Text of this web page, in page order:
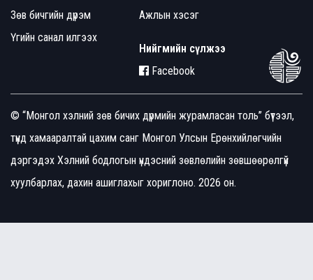
Зөв бичгийн дүрэм
Үгийн санал илгээх
Ажлын хэсэг
Нийгмийн сүлжээ
Facebook
© “Монгол хэлний зөв бичих дүрмийн журамласан толь” бүтээл,
түүнд хамааралтай цахим санг Монгол Улсын Ерөнхийлөгчийн
дэргэдэх Хэлний бодлогын үндэсний зөвлөлийн зөвшөөрөлгүй
хуулбарлах, дахин ашиглахыг хориглоно. 2026 он.